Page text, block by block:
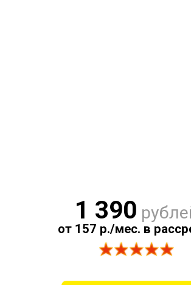
1 390
от 157 р./мес. в